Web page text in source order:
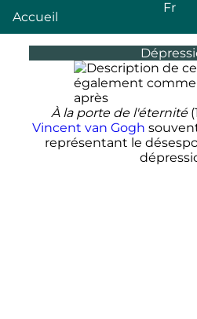
Accueil
Fr
À la porte de l'éternité
Vincent van Gogh
représentant le